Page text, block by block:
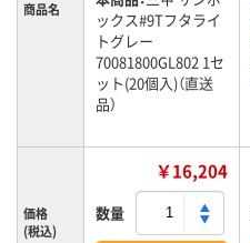
商品名
ックス#9Tフタライ
トグレー
70081800GL802 1セ
ット(20個入)（直送
品）
価格
(税込)
￥16,204
数量